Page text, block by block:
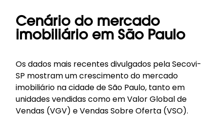
Cenário do mercado
imobiliário em São Paulo
Os dados mais recentes divulgados pela Secovi-
SP mostram um crescimento do mercado
imobiliário na cidade de São Paulo, tanto em
unidades vendidas como em Valor Global de
Vendas (VGV) e Vendas Sobre Oferta (VSO).